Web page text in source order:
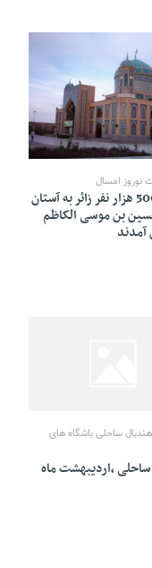
نوروز امسال
بيش از 500 هزار نفر زائر به آستان
بن موسی الکاظم
ساحلی باشگاه های
،اردیبهشت ماه